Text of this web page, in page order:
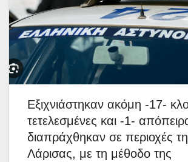
Εξιχνιάστηκαν ακόμη -17-
τετελεσμένες και -1-
διαπράχθηκαν σε περιοχές
Λάρισας, με τη μέθοδο της